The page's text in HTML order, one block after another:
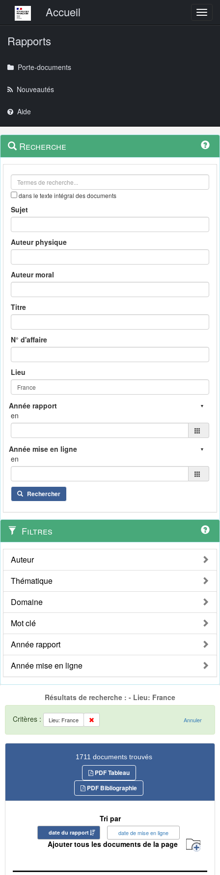
Menu principalAccueil
Rapports
Porte-documents
Nouveautés
Aide
Navigation
outils
Menu
contextuel
Recherche
dans le texte intégral des documents
Sujet
Auteur physique
Auteur moral
Titre
N° d'affaire
Lieu
en
en
Rechercher
Filtres
Auteur
Thématique
Domaine
Mot clé
Année rapport
Année mise en ligne
Résultats de recherche : - Lieu: France
Critères : Lieu: France Annuler
1711 documents trouvés
PDF Tableau
PDF Bibliographie
Tri par
date du rapport date de mise en ligne
Ajouter tous les documents de la page